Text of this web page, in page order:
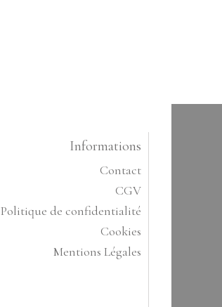
Informations
Contact
CGV
Politique de confidentialité
Cookies
Mentions Légales